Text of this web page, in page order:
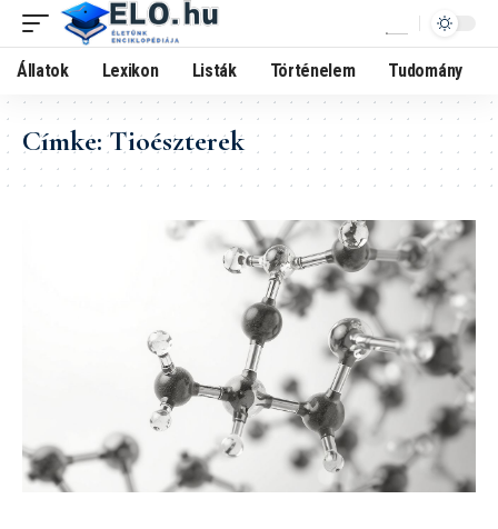
Állatok Lexikon Listák Történelem Tudomány
Címke:Tioészterek